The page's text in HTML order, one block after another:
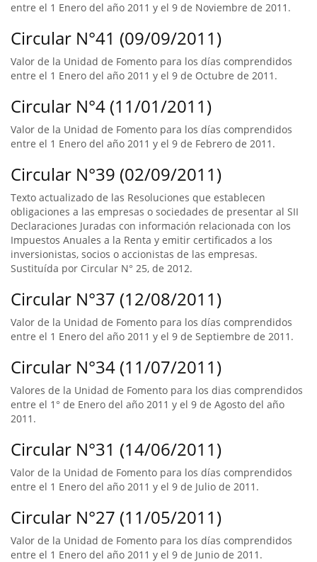
entre el 1 Enero del año 2011 y el 9 de Noviembre de 2011.
Circular N°41 (09/09/2011)
Valor de la Unidad de Fomento para los días comprendidos
entre el 1 Enero del año 2011 y el 9 de Octubre de 2011.
Circular N°4 (11/01/2011)
Valor de la Unidad de Fomento para los días comprendidos
entre el 1 Enero del año 2011 y el 9 de Febrero de 2011.
Circular N°39 (02/09/2011)
Texto actualizado de las Resoluciones que establecen
obligaciones a las empresas o sociedades de presentar al SII
Declaraciones Juradas con información relacionada con los
Impuestos Anuales a la Renta y emitir certificados a los
inversionistas, socios o accionistas de las empresas.
Sustituída por Circular N° 25, de 2012.
Circular N°37 (12/08/2011)
Valor de la Unidad de Fomento para los días comprendidos
entre el 1 Enero del año 2011 y el 9 de Septiembre de 2011.
Circular N°34 (11/07/2011)
Valores de la Unidad de Fomento para los dias comprendidos
entre el 1° de Enero del año 2011 y el 9 de Agosto del año
2011.
Circular N°31 (14/06/2011)
Valor de la Unidad de Fomento para los días comprendidos
entre el 1 Enero del año 2011 y el 9 de Julio de 2011.
Circular N°27 (11/05/2011)
Valor de la Unidad de Fomento para los días comprendidos
entre el 1 Enero del año 2011 y el 9 de Junio de 2011.